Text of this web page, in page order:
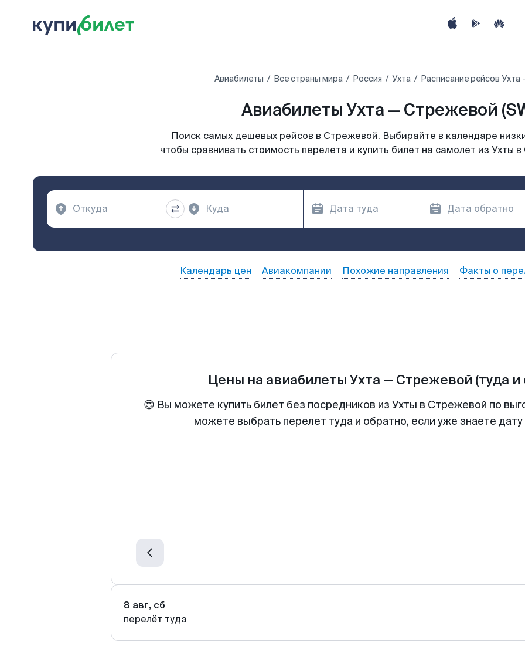
Авиабилеты Все страны мира Россия Ухта Расписание рейсов Ухта
Авиабилеты Ухта — Стрежевой
Поиск самых дешевых рейсов в Стрежевой. Выбирайте в календаре
чтобы сравнивать стоимость перелета и купить билет на самолет из Ухты
Календарь цен Авиакомпании Похожие направления Факты о
Цены на авиабилеты Ухта — Стрежевой (туда и
😍 Вы можете купить билет без посредников из Ухты в Стрежевой по
можете выбрать перелет туда и обратно, если уже знаете
8 авг, сб
перелёт туда